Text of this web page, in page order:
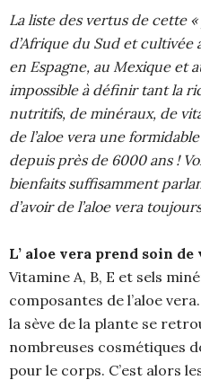
La liste des vertus de cette
d’Afrique du Sud et
en Espagne, au Mexique et
impossible à définir tant la
nutritifs, de minéraux, de
de l’aloe vera une
depuis près de 6000 ans !
bienfaits suffisamment
d’avoir de l’aloe vera
L’ aloe vera prend soin de
Vitamine A, B, E et sels
composantes de l’aloe
la sève de la plante se
nombreuses cosmétiques
pour le corps. C’est alors